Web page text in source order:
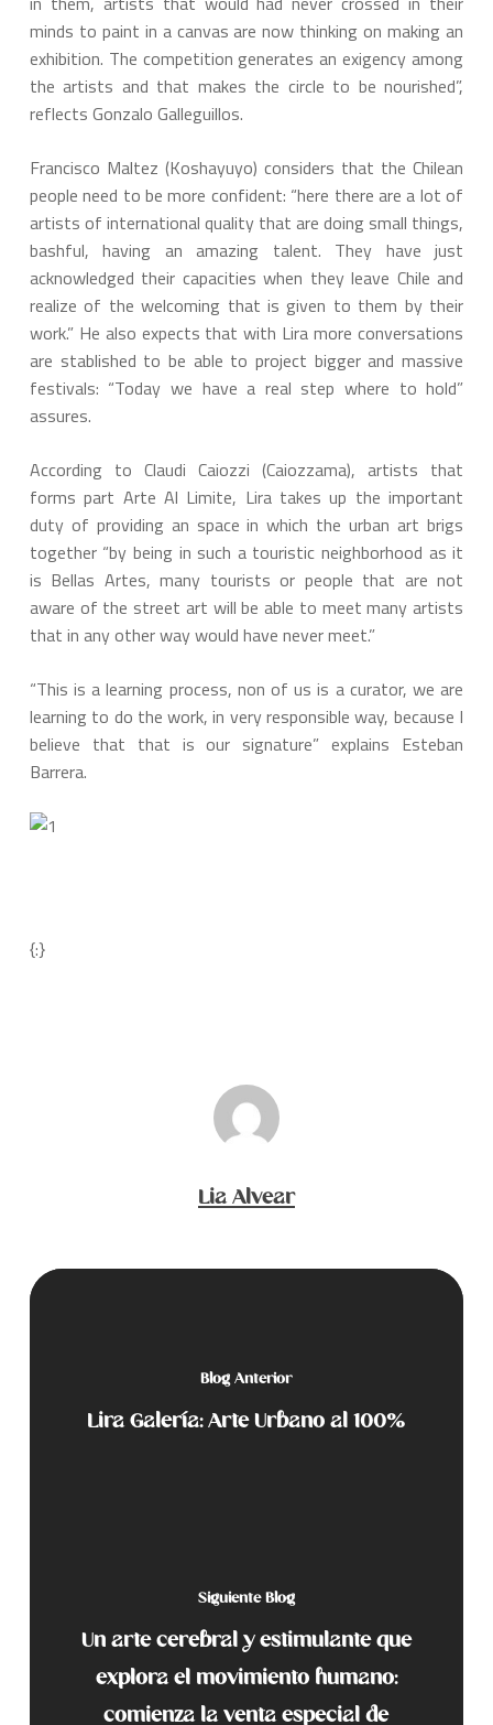
minds to paint in a canvas are now thinking on making an
exhibition. The competition generates an exigency among
the artists and that makes the circle to be nourished”,
reflects Gonzalo Galleguillos.
Francisco Maltez (Koshayuyo) considers that the Chilean
people need to be more confident: “here there are a lot of
artists of international quality that are doing small things,
bashful, having an amazing talent. They have just
acknowledged their capacities when they leave Chile and
realize of the welcoming that is given to them by their
work.” He also expects that with Lira more conversations
are stablished to be able to project bigger and massive
festivals: “Today we have a real step where to hold”
assures.
According to Claudi Caiozzi (Caiozzama), artists that
forms part Arte Al Limite, Lira takes up the important
duty of providing an space in which the urban art brigs
together “by being in such a touristic neighborhood as it
is Bellas Artes, many tourists or people that are not
aware of the street art will be able to meet many artists
that in any other way would have never meet.”
“This is a learning process, non of us is a curator, we are
learning to do the work, in very responsible way, because I
believe that that is our signature” explains Esteban
Barrera.
{:}
Lia Alvear
Blog Anterior
Lira Galería: Arte Urbano al 100%
Siguiente Blog
Un arte cerebral y estimulante que
explora el movimiento humano:
comienza la venta especial de